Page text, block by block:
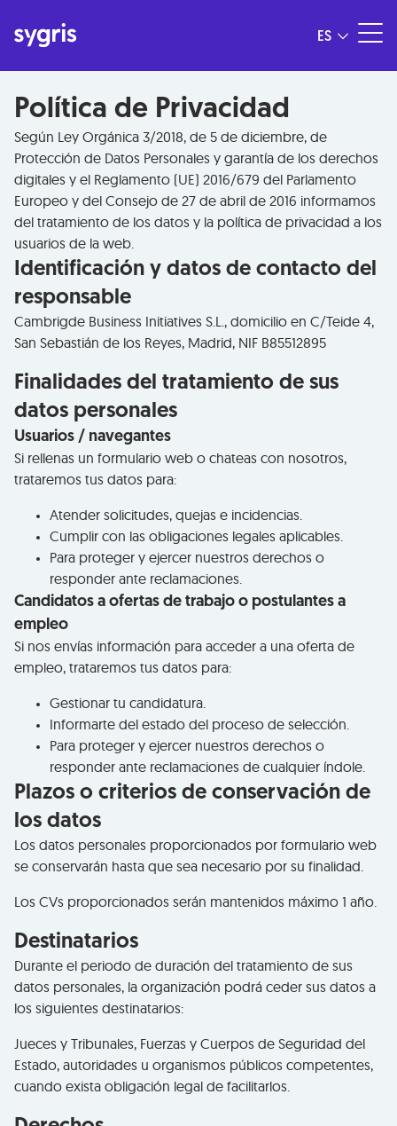
ES
Política de Privacidad​
Según Ley Orgánica 3/2018, de 5 de diciembre, de
Protección de Datos Personales y garantía de los derechos
digitales y el Reglamento (UE) 2016/679 del Parlamento
Europeo y del Consejo de 27 de abril de 2016 informamos
del tratamiento de los datos y la política de privacidad a los
usuarios de la web.
Identificación y datos de contacto del
responsable​​
Cambrigde Business Initiatives S.L., domicilio en C/Teide 4,
San Sebastián de los Reyes, Madrid, NIF B85512895
Finalidades del tratamiento de sus
datos personales
Usuarios / navegantes
Si rellenas un formulario web o chateas con nosotros,
trataremos tus datos para:
Atender solicitudes, quejas e incidencias.
Cumplir con las obligaciones legales aplicables.
Para proteger y ejercer nuestros derechos o
responder ante reclamaciones.
Candidatos a ofertas de trabajo o postulantes a
empleo
Si nos envías información para acceder a una oferta de
empleo, trataremos tus datos para:
Gestionar tu candidatura.
Informarte del estado del proceso de selección.
Para proteger y ejercer nuestros derechos o
responder ante reclamaciones de cualquier índole.
Plazos o criterios de conservación de
los datos
Los datos personales proporcionados por formulario web
se conservarán hasta que sea necesario por su finalidad.
Los CVs proporcionados serán mantenidos máximo 1 año.
Destinatarios
Durante el periodo de duración del tratamiento de sus
datos personales, la organización podrá ceder sus datos a
los siguientes destinatarios:
Jueces y Tribunales, Fuerzas y Cuerpos de Seguridad del
Estado, autoridades u organismos públicos competentes,
cuando exista obligación legal de facilitarlos.